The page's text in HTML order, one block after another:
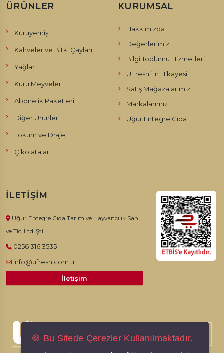
ÜRÜNLER
Kuruyemiş
Kahveler ve Bitki Çayları
Yağlar
Kuru Meyveler
Abonelik Paketleri
Diğer Ürünler
Lokum ve Draje
Çikolatalar
KURUMSAL
Hakkımızda
Değerlerimiz
Bilgi Toplumu Hizmetleri
UFresh´in Hikayesi
Satış Mağazalarımız
Markalarımız
Uğur Entegre Gıda
İLETIŞIM
Uğur Entegre Gıda Tarım ve Hayvancılık San.
ve Tic. Ltd. Şti.
0256 316 3535
info@ufresh.com.tr
İletişim
© 2026, Ufresh. Tüm hakları saklıdır.
🍪 Bu Sitede Çerezler Kullanılmaktadır.